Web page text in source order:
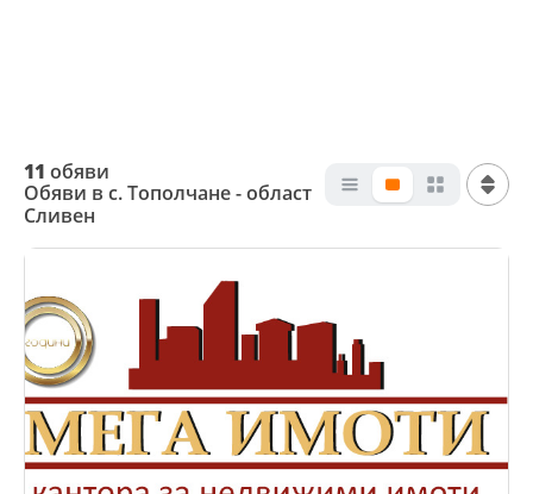
11 обяви
Обяви в с. Тополчане - област
Сливен